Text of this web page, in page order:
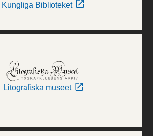
Kungliga Biblioteket
Litografiska museet